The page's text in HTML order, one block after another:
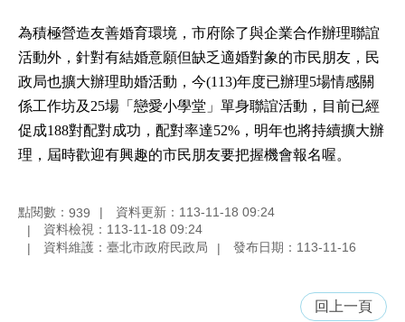
為積極營造友善婚育環境，市府除了與企業合作辦理聯誼
活動外，針對有結婚意願但缺乏適婚對象的市民朋友，民
政局也擴大辦理助婚活動，今(113)年度已辦理5場情感關
係工作坊及25場「戀愛小學堂」單身聯誼活動，目前已經
促成188對配對成功，配對率達52%，明年也將持續擴大辦
理，屆時歡迎有興趣的市民朋友要把握機會報名喔。
點閱數： 939
資料更新：113-11-18 09:24
資料檢視：113-11-18 09:24
資料維護：臺北市政府民政局
發布日期：113-11-16
回上一頁